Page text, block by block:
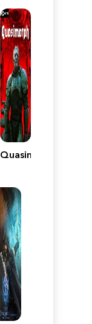
Quasimorph